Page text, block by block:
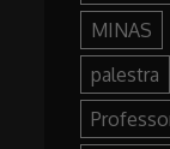
MINAS
palestra